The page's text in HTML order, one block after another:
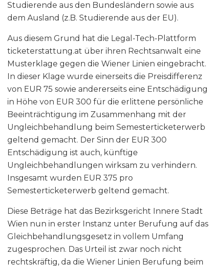
Studierende aus den Bundesländern sowie aus
dem Ausland (z.B. Studierende aus der EU).
Aus diesem Grund hat die Legal-Tech-Plattform
ticketerstattung​.at über ihren Rechtsanwalt eine
Musterklage gegen die Wiener Linien eingebracht.
In dieser Klage wurde einerseits die Preisdifferenz
von EUR 75 sowie andererseits eine Entschädigung
in Höhe von EUR 300 für die erlittene persönliche
Beeinträchtigung im Zusammenhang mit der
Ungleichbehandlung beim Semesterticketerwerb
geltend gemacht. Der Sinn der EUR 300
Entschädigung ist auch, künftige
Ungleichbehandlungen wirksam zu verhindern.
Insgesamt wurden EUR 375 pro
Semesterticketerwerb geltend gemacht.
Diese Beträge hat das Bezirksgericht Innere Stadt
Wien nun in erster Instanz unter Berufung auf das
Gleichbehandlungsgesetz in vollem Umfang
zugesprochen. Das Urteil ist zwar noch nicht
rechtskräftig, da die Wiener Linien Berufung beim